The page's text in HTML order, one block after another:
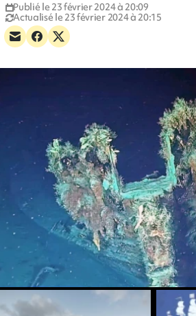
Publié le 23 février 2024 à 20:09
Actualisé le 23 février 2024 à 20:15